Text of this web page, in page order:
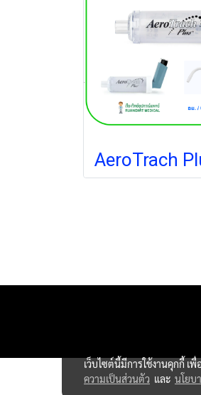
เว็บไซต์นี้มีการใช้งานคุกกี้ เ
ความเป็นส่วนตัว และ นโยบ